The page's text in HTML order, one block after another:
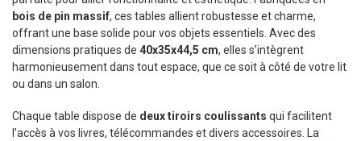
bois de pin massif, ces tables allient robustesse et charme,
offrant une base solide pour vos objets essentiels. Avec des
dimensions pratiques de 40x35x44,5 cm, elles s’intègrent
harmonieusement dans tout espace, que ce soit à côté de votre lit
ou dans un salon.
Chaque table dispose de deux tiroirs coulissants qui facilitent
l’accès à vos livres, télécommandes et divers accessoires. La